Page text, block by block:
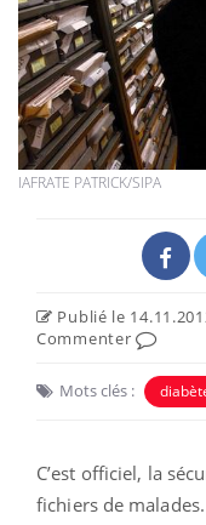
IAFRATE PATRICK/SIPA
Publié le
Commenter
Mots clés :
C’est officiel, la
fichiers de